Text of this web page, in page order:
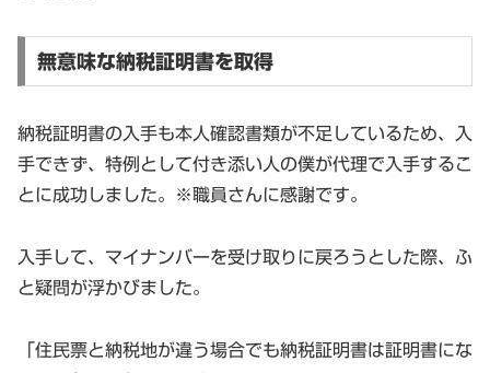
無意味な納税証明書を取得
納税証明書の入手も本人確認書類が不足しているため、入
手できず、特例として付き添い人の僕が代理で入手するこ
とに成功しました。※職員さんに感謝です。
入手して、マイナンバーを受け取りに戻ろうとした際、ふ
と疑問が浮かびました。
「住民票と納税地が違う場合でも納税証明書は証明書にな